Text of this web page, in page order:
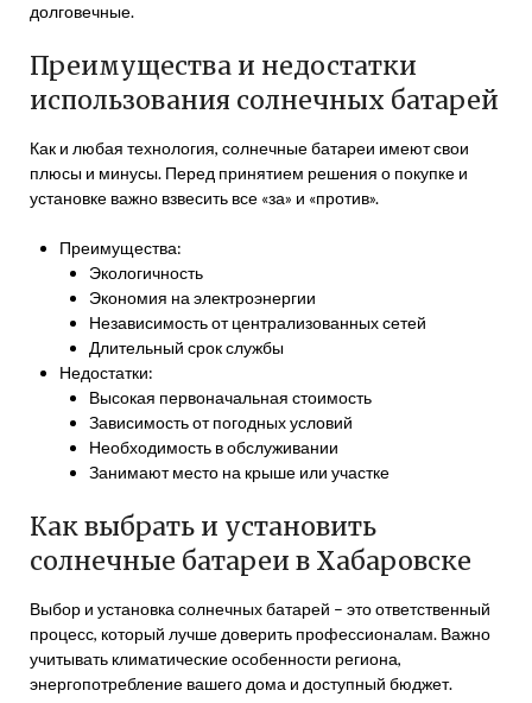
долговечные.
Преимущества и недостатки
использования солнечных батарей
Как и любая технология, солнечные батареи имеют свои
плюсы и минусы. Перед принятием решения о покупке и
установке важно взвесить все «за» и «против».
Преимущества:
Экологичность
Экономия на электроэнергии
Независимость от централизованных сетей
Длительный срок службы
Недостатки:
Высокая первоначальная стоимость
Зависимость от погодных условий
Необходимость в обслуживании
Занимают место на крыше или участке
Как выбрать и установить
солнечные батареи в Хабаровске
Выбор и установка солнечных батарей – это ответственный
процесс, который лучше доверить профессионалам. Важно
учитывать климатические особенности региона,
энергопотребление вашего дома и доступный бюджет.